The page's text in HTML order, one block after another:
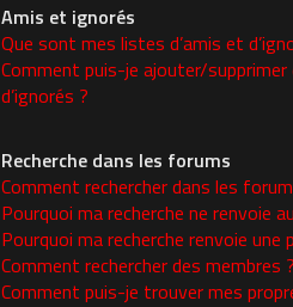
Amis et ignorés
Que sont mes listes d’amis et
Comment puis-je ajouter/
d’ignorés ?
Recherche dans les forums
Comment rechercher dans les
Pourquoi ma recherche ne renvoie
Pourquoi ma recherche renvoie une
Comment rechercher des membres ?
Comment puis-je trouver mes